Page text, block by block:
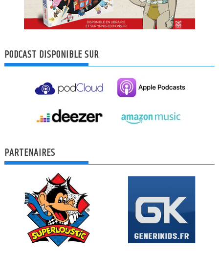
PODCAST DISPONIBLE SUR
PARTENAIRES